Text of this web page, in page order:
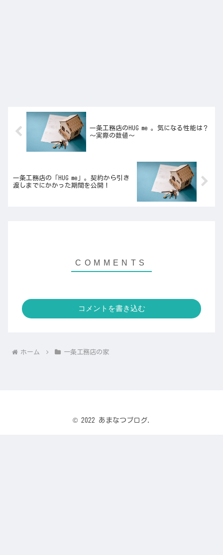
一条工務店のHUG me 。気になる性能は？
～実際の数値～
一条工務店の「HUG me」。契約から引き
渡しまでにかかった期間を公開！
コメントを書き込む
ホーム 一条工務店の家
© 2022 あまなつブログ.